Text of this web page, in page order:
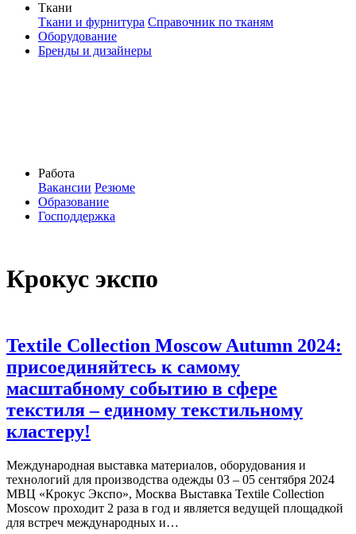
Ткани
Ткани и фурнитура Справочник по тканям
Оборудование
Бренды и дизайнеры
Работа
Вакансии Резюме
Образование
Господдержка
Крокус экспо
Textile Collection Moscow Autumn 2024:
присоединяйтесь к самому
масштабному событию в сфере
текстиля – единому текстильному
кластеру!
Международная выставка материалов, оборудования и
технологий для производства одежды 03 – 05 сентября 2024
МВЦ «Крокус Экспо», Москва Выставка Textile Collection
Moscow проходит 2 раза в год и является ведущей площадкой
для встреч международных и…